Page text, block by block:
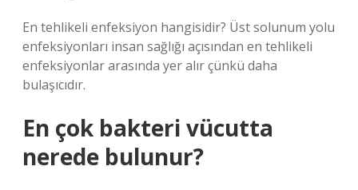
En tehlikeli enfeksiyon hangisidir? Üst solunum yolu
enfeksiyonları insan sağlığı açısından en tehlikeli
enfeksiyonlar arasında yer alır çünkü daha
bulaşıcıdır.
En çok bakteri vücutta
nerede bulunur?